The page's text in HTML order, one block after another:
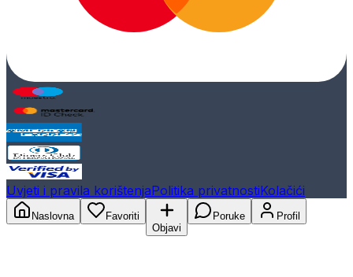
Uvjeti i pravila korištenjaPolitika privatnostiKolačići
Naslovna
Favoriti
Objavi
Poruke Profil